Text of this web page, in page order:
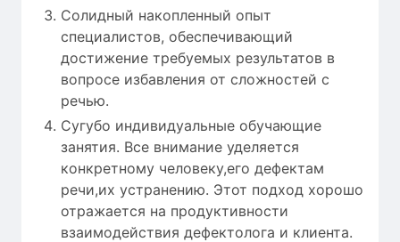
Солидный накопленный опыт
специалистов, обеспечивающий
достижение требуемых результатов в
вопросе избавления от сложностей с
речью.
Сугубо индивидуальные обучающие
занятия. Все внимание уделяется
конкретному человеку,его дефектам
речи,их устранению. Этот подход хорошо
отражается на продуктивности
взаимодействия дефектолога и клиента.